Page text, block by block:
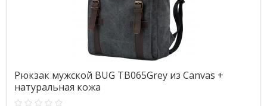
Рюкзак мужской BUG TB065Grey из Canvas +
натуральная кожа